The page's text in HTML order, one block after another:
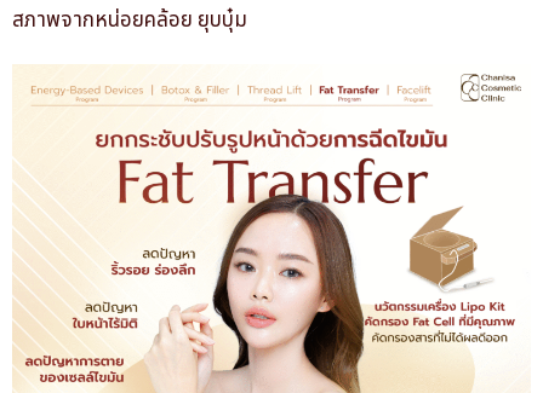
สภาพจากหน่อยคล้อย ยุบบุ๋ม